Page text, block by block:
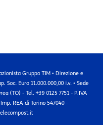
Gruppo TIM • Direzione e
Soc. Euro 11.000.000,00 i.v. • Sede
(TO) - Tel. +39 0125 7751 - P.IVA
REA di Torino 547040 -